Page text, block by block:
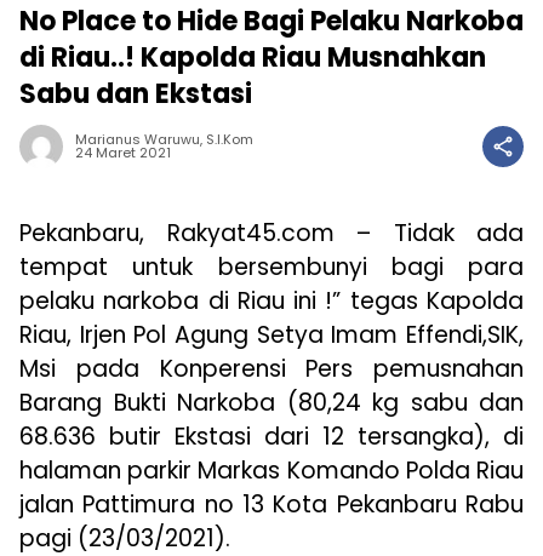
No Place to Hide Bagi Pelaku Narkoba
di Riau..! Kapolda Riau Musnahkan
Sabu dan Ekstasi
Marianus Waruwu, S.I.Kom
24 Maret 2021
Pekanbaru, Rakyat45.com – Tidak ada
tempat untuk bersembunyi bagi para
pelaku narkoba di Riau ini !” tegas Kapolda
Riau, Irjen Pol Agung Setya Imam Effendi,SIK,
Msi pada Konperensi Pers pemusnahan
Barang Bukti Narkoba (80,24 kg sabu dan
68.636 butir Ekstasi dari 12 tersangka), di
halaman parkir Markas Komando Polda Riau
jalan Pattimura no 13 Kota Pekanbaru Rabu
pagi (23/03/2021).